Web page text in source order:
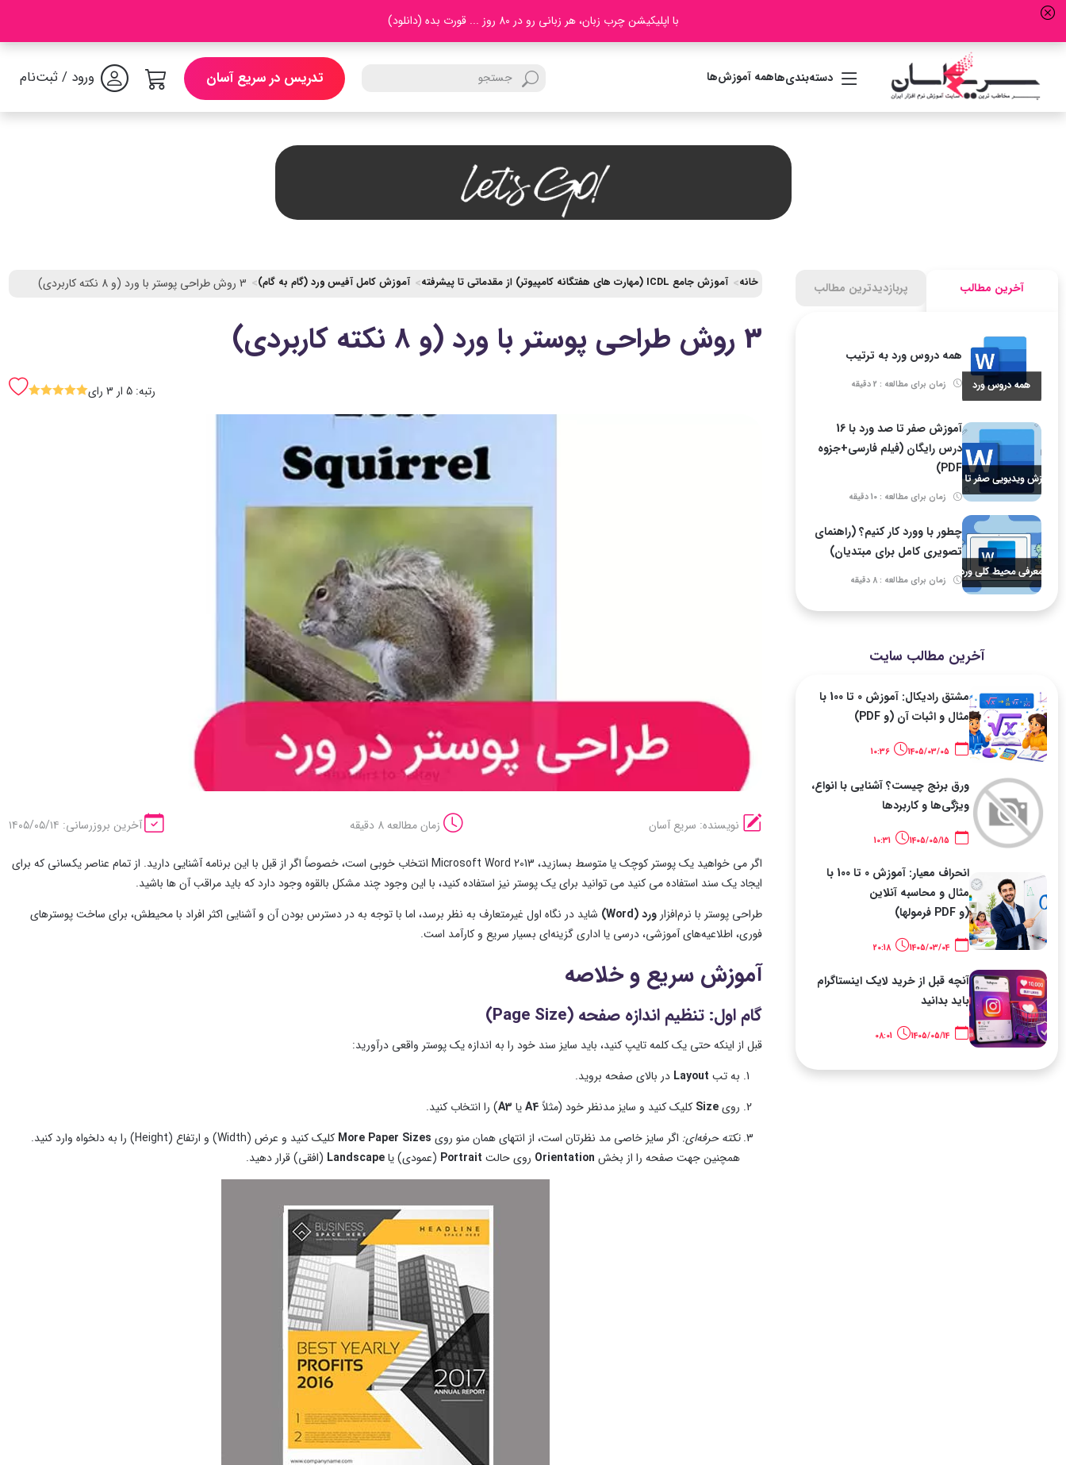
با اپلیکیشن چرب زبان، هر زبانی رو در 80 روز ... قورت بده (دانلود)
دسته‌بندی‌هاهمه آموزش‌ها تدریس در سریع آسان ورود / ثبت‌نام
آخرین مطالب پربازدیدترین مطالب
همه دروس ورد به ترتیب
زمان برای مطالعه : 2 دقیقه
آموزش صفر تا صد ورد با 16
درس رایگان (فیلم فارسی+جزوه
PDF)
زمان برای مطالعه : 10 دقیقه
چطور با وورد کار کنیم؟ (راهنمای
تصویری کامل برای مبتدیان)
زمان برای مطالعه : 8 دقیقه
آخرین مطالب سایت
مشتق رادیکال: آموزش 0 تا 100 با
مثال و اثبات آن (و PDF)
10:36
ورق برنج چیست؟ آشنایی با انواع،
ویژگی‌ها و کاربردها
10:31
انحراف معیار: آموزش 0 تا 100 با
مثال و محاسبه آنلاین
(و PDF فرمولها)
1405/03/04
20:18
آنچه قبل از خرید لایک اینستاگرام
باید بدانید
1405/05/14
08:01
خانه آموزش جامع ICDL (مهارت های هفتگانه کامپیوتر) از مقدماتی تا پیشرفته آموزش کامل آفیس ورد (گام به گام) 3 روش طراحی پوستر با ورد (و 8 نکته کاربردی)
3 روش طراحی پوستر با ورد (و 8 نکته کاربردی)
رتبه: 5 ار 3 رای SSSSS
نویسنده: سریع آسان زمان مطالعه 8 دقیقه آخرین بروزرسانی: ۱۴۰۵/۰۵/۱۴
اگر می خواهید یک پوستر کوچک یا متوسط بسازید، Microsoft Word 2013 انتخاب خوبی است، خصوصاً اگر از قبل با این برنامه آشنایی دارید. از تمام عناصر یکسانی که برای
ایجاد یک سند استفاده می کنید می توانید برای یک پوستر نیز استفاده کنید، با این وجود چند مشکل بالقوه وجود دارد که باید مراقب آن ها باشید.
طراحی پوستر با نرم‌افزارورد (Word)
شاید در نگاه اول غیرمتعارف به نظر برسد، اما با توجه به در دسترس بودن آن و آشنایی اکثر افراد با محیطش، برای ساخت پوسترهای
فوری، اطلاعیه‌های آموزشی، درسی یا اداری گزینه‌ای بسیار سریع و کارآمد است.
آموزش سریع و خلاصه
گام اول: تنظیم اندازه صفحه (Page Size)
قبل از اینکه حتی یک کلمه تایپ کنید، باید سایز سند خود را به اندازه یک پوستر واقعی درآورید:
به تب Layout در بالای صفحه بروید.
رویSize کلیک کنید و سایز مدنظر خود (مثلاًA4یا A3) را انتخاب کنید.
نکته حرفه‌ای: اگر سایز خاصی مد نظرتان است، از انتهای همان منو روی More Paper Sizes
کلیک کنید و عرض (Width) و ارتفاع (Height) را به دلخواه وارد کنید.
همچنین جهت صفحه را از بخش Orientation روی حالت Portrait (عمودی) یاLandscape (افقی) قرار دهید.